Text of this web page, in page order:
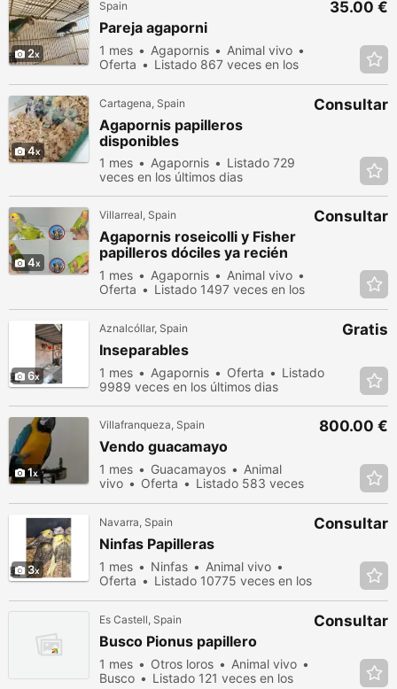
2
Spain
Pareja agaporni
1 mes Agapornis
Animal vivo
Oferta
Listado 867 veces en los
35.00 €
4
Cartagena, Spain
Agapornis papilleros
disponibles
1 mes Agapornis
Listado 729
veces en los últimos dias
Consultar
4
Villarreal, Spain
Agapornis roseicolli y Fisher
papilleros dóciles ya recién
destetados de papilla.
1 mes Agapornis
Animal vivo
Oferta
Listado 1497 veces en los
Consultar
6
Aznalcóllar, Spain
Inseparables
1 mes Agapornis Oferta
Listado
9989 veces en los últimos dias
Gratis
1
Villafranqueza, Spain
Vendo guacamayo
1 mes Guacamayos
Animal
vivo
Oferta
Listado 583 veces
800.00 €
3
Navarra, Spain
Ninfas Papilleras
1 mes Ninfas
Animal vivo
Oferta
Listado 10775 veces en los
Consultar
Es Castell, Spain
Busco Pionus papillero
1 mes Otros loros
Animal vivo
Busco
Listado 121 veces en los
Consultar